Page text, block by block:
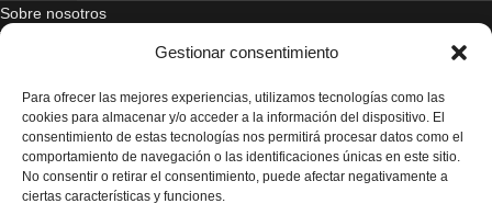
Gestionar consentimiento
Para ofrecer las mejores experiencias, utilizamos tecnologías como las
cookies para almacenar y/o acceder a la información del dispositivo. El
consentimiento de estas tecnologías nos permitirá procesar datos como el
comportamiento de navegación o las identificaciones únicas en este sitio.
No consentir o retirar el consentimiento, puede afectar negativamente a
ciertas características y funciones.
Sobre nosotros
Tienda
Legal
Aviso legal
Política de privacidad
Términos y condiciones